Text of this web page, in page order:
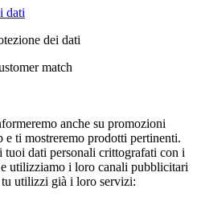
dati
dei dati
match
anche su promozioni
e ti mostreremo prodotti pertinenti.
dati personali crittografati con i
utilizziamo i loro canali pubblicitari
utilizzi già i loro servizi: